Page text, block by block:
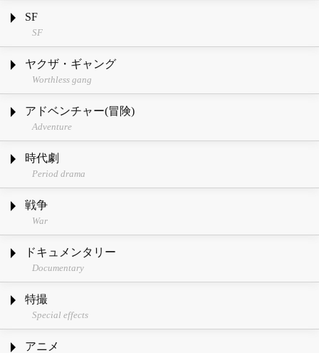
SF
SF
ヤクザ・ギャング
Worthless gang
アドベンチャー(冒険)
Adventure
時代劇
Period drama
戦争
War
ドキュメンタリー
Documentary
特撮
Special effects
アニメ